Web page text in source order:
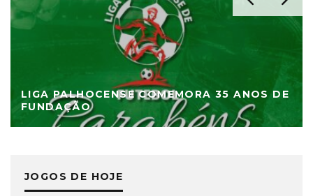
LIGA PALHOCENSE COMEMORA 35 ANOS DE
FUNDAÇÃO
JOGOS DE HOJE